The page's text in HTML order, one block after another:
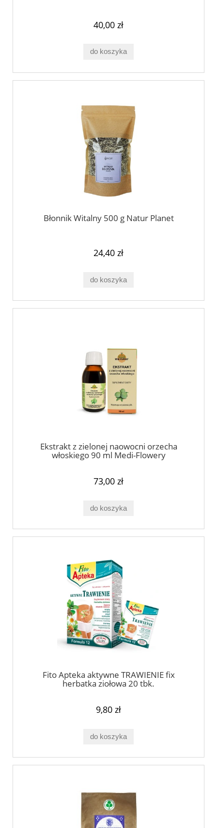
40,00 zł
do koszyka
Błonnik Witalny 500 g Natur Planet
24,40 zł
do koszyka
Ekstrakt z zielonej naowocni orzecha
włoskiego 90 ml Medi-Flowery
73,00 zł
do koszyka
Fito Apteka aktywne TRAWIENIE fix
herbatka ziołowa 20 tbk.
9,80 zł
do koszyka